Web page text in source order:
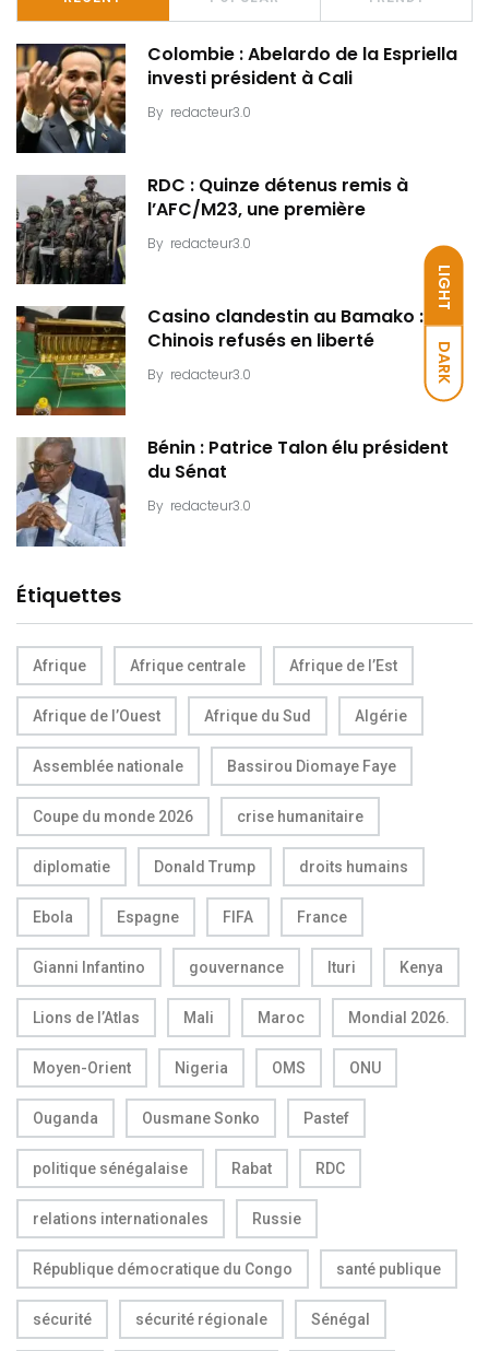
LIGHT
DARK
Colombie : Abelardo de la Espriella
investi président à Cali
By redacteur3.0
RDC : Quinze détenus remis à
l’AFC/M23, une première
By redacteur3.0
Casino clandestin au Bamako : Dix
Chinois refusés en liberté
By redacteur3.0
Bénin : Patrice Talon élu président
du Sénat
By redacteur3.0
Étiquettes
Afrique Afrique centrale Afrique de l’Est
Afrique de l’Ouest Afrique du Sud Algérie
Assemblée nationale Bassirou Diomaye Faye
Coupe du monde 2026 crise humanitaire
diplomatie Donald Trump droits humains
Ebola Espagne FIFA France
Gianni Infantino gouvernance Ituri Kenya
Lions de l’Atlas Mali Maroc Mondial 2026.
Moyen-Orient Nigeria OMS ONU
Ouganda Ousmane Sonko Pastef
politique sénégalaise Rabat RDC
relations internationales Russie
République démocratique du Congo santé publique
sécurité sécurité régionale Sénégal